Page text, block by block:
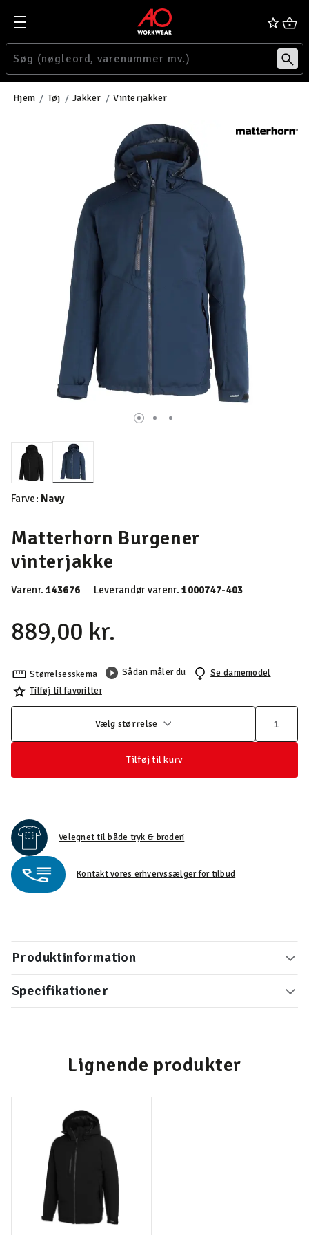
Hjem Tøj Jakker Vinterjakker
Matterhorn Burgener
vinterjakke
Varenr.143676 Leverandør varenr.1000747-403
889,00 kr.
valgte
Farve: Navy
Størrelsesskema Sådan måler du
Se damemodel
Tilføj til favoritter
Vælg størrelse
Tilføj til kurv
Velegnet til både tryk & broderi
Kontakt vores erhvervssælger for tilbud
Produktinformation
Specifikationer
Lignende produkter